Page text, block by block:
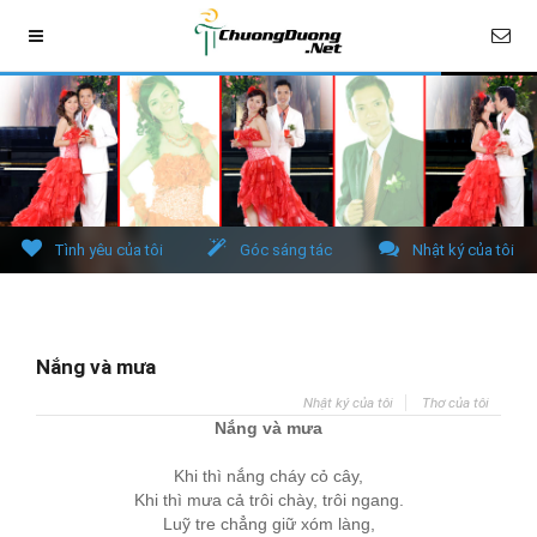
Tình yêu của tôi Góc sáng tác Nhật ký của tôi
Nắng và mưa
Nhật ký của tôi Thơ của tôi
Nắng và mưa
Khi thì nắng cháy cỏ cây,
Khi thì mưa cả trôi chày, trôi ngang.
Luỹ tre chẳng giữ xóm làng,